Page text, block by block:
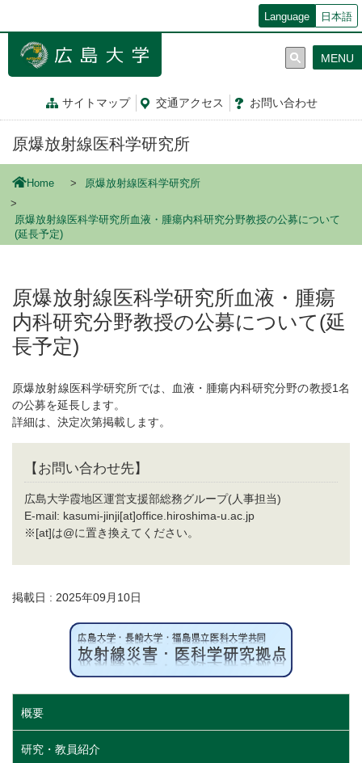
ン
Language 日本語
サイトマップ 交通アクセス お問い合わせ
MENU
原爆放射線医科学研究所
Home 原爆放射線医科学研究所
原爆放射線医科学研究所血液・腫瘍内科研究分野教授の公募について
(延長予定)
原爆放射線医科学研究所血液・腫瘍
内科研究分野教授の公募について(延
長予定)
原爆放射線医科学研究所では、血液・腫瘍内科研究分野の教授1名
の公募を延長します。
詳細は、決定次第掲載します。
【お問い合わせ先】
広島大学霞地区運営支援部総務グループ(人事担当)
E-mail: kasumi-jinji[at]office.hiroshima-u.ac.jp
※[at]は@に置き換えてください。
掲載日 : 2025年09月10日
概要
研究・教員紹介